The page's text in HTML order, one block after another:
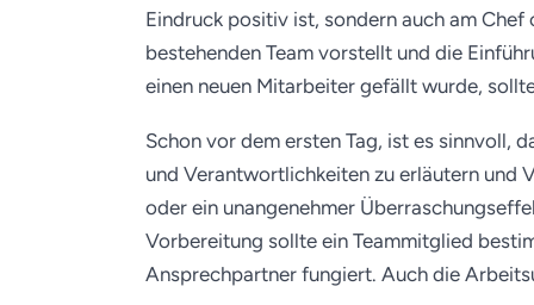
Eindruck positiv ist, sondern auch am
bestehenden Team vorstellt und die
einen neuen Mitarbeiter gefällt wurde,
Schon vor dem ersten Tag, ist es sinnvoll,
und Verantwortlichkeiten zu erläutern und
oder ein unangenehmer
Vorbereitung sollte ein Teammitglied
Ansprechpartner fungiert. Auch die